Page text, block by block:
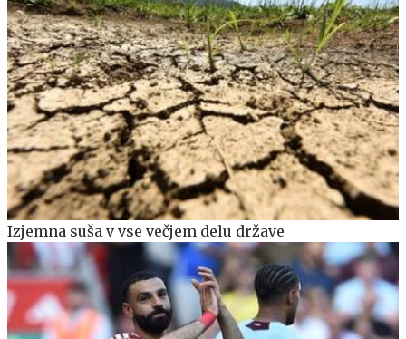
Izjemna suša v vse večjem delu države